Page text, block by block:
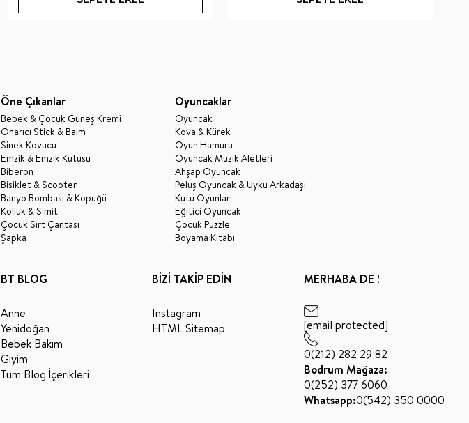
Öne Çıkanlar
Bebek & Çocuk Güneş Kremi
Onarıcı Stick & Balm
Sinek Kovucu
Emzik & Emzik Kutusu
Biberon
Bisiklet & Scooter
Banyo Bombası & Köpüğü
Kolluk & Simit
Çocuk Sırt Çantası
Şapka
Oyuncaklar
Oyuncak
Kova & Kürek
Oyun Hamuru
Oyuncak Müzik Aletleri
Ahşap Oyuncak
Peluş Oyuncak & Uyku Arkadaşı
Kutu Oyunları
Eğitici Oyuncak
Çocuk Puzzle
Boyama Kitabı
BT BLOG
Anne
Yenidoğan
Bebek Bakım
Giyim
Tüm Blog İçerikleri
BİZİ TAKİP EDİN
Instagram
HTML Sitemap
MERHABA DE !
[email protected]
0(212) 282 29 82
Bodrum Mağaza:
0(252) 377 6060
Whatsapp:0(542) 350 0000